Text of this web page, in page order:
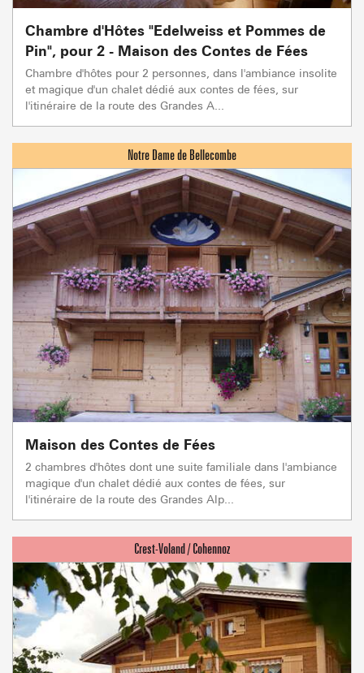
Chambre d'Hôtes "Edelweiss et Pommes de
Pin", pour 2 - Maison des Contes de Fées
Chambre d'hôtes pour 2 personnes, dans l'ambiance insolite
et magique d'un chalet dédié aux contes de fées, sur
l'itinéraire de la route des Grandes A...
Maison des Contes de Fées
2 chambres d'hôtes dont une suite familiale dans l'ambiance
magique d'un chalet dédié aux contes de fées, sur
l'itinéraire de la route des Grandes Alp...